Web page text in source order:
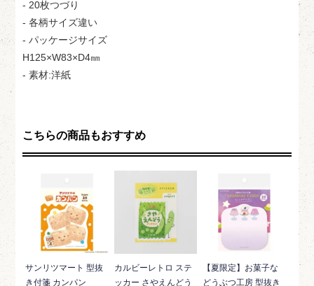
- 20枚つづり
- 各柄サイズ違い
- パッケージサイズ
H125×W83×D4㎜
- 素材:洋紙
こちらの商品もおすすめ
サンリツマート 型抜
き付箋 カンパン
カルビーレトロ ステ
ッカー さやえんどう
【夏限定】お菓子な
どうぶつ工房 型抜き